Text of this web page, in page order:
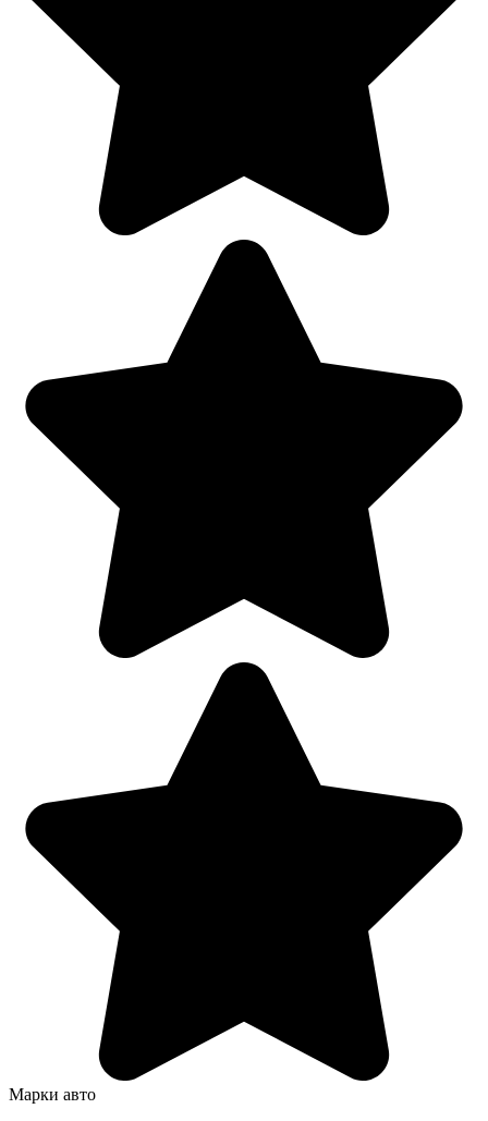
Марки авто